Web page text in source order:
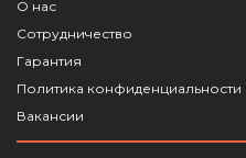
О нас
Сотрудничество
Гарантия
Политика конфиденциальности
Вакансии